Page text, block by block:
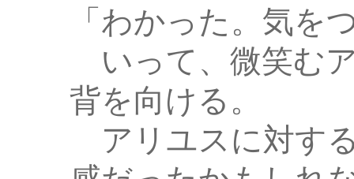
「わかった。気を
いって、微笑む
背を向ける。
アリユスに対す